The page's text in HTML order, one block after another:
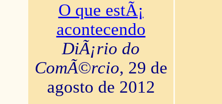
O que estÃ¡
acontecendo
DiÃ¡rio do
ComÃ©rcio, 29 de
agosto de 2012